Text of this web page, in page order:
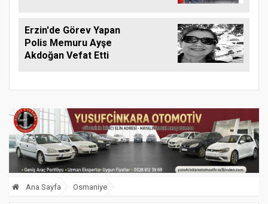
Erzin'de Görev Yapan
Polis Memuru Ayşe
Akdoğan Vefat Etti
Ana Sayfa Osmaniye